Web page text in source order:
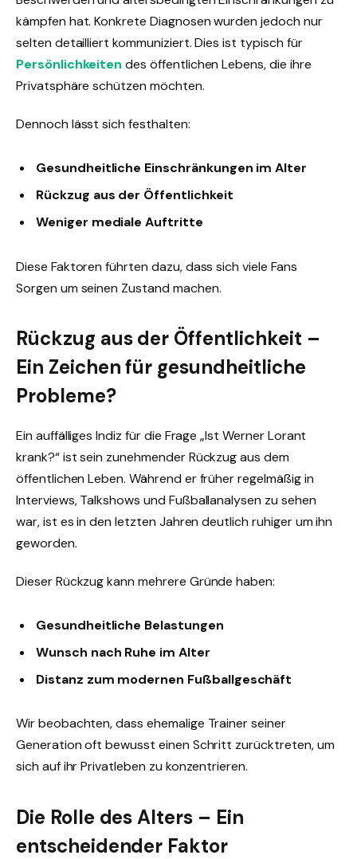
kämpfen hat. Konkrete Diagnosen wurden jedoch nur
selten detailliert kommuniziert. Dies ist typisch für
Persönlichkeiten des öffentlichen Lebens, die ihre
Privatsphäre schützen möchten.
Dennoch lässt sich festhalten:
Gesundheitliche Einschränkungen im Alter
Rückzug aus der Öffentlichkeit
Weniger mediale Auftritte
Diese Faktoren führten dazu, dass sich viele Fans
Sorgen um seinen Zustand machen.
Rückzug aus der Öffentlichkeit –
Ein Zeichen für gesundheitliche
Probleme?
Ein auffälliges Indiz für die Frage „Ist Werner Lorant
krank?“ ist sein zunehmender Rückzug aus dem
öffentlichen Leben. Während er früher regelmäßig in
Interviews, Talkshows und Fußballanalysen zu sehen
war, ist es in den letzten Jahren deutlich ruhiger um ihn
geworden.
Dieser Rückzug kann mehrere Gründe haben:
Gesundheitliche Belastungen
Wunsch nach Ruhe im Alter
Distanz zum modernen Fußballgeschäft
Wir beobachten, dass ehemalige Trainer seiner
Generation oft bewusst einen Schritt zurücktreten, um
sich auf ihr Privatleben zu konzentrieren.
Die Rolle des Alters – Ein
entscheidender Faktor